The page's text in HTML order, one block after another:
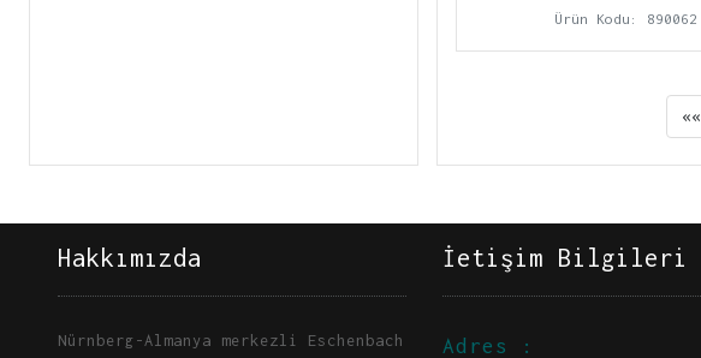
Ürün Kodu: 890062
««
Hakkımızda
Nürnberg-Almanya merkezli Eschenbach
İetişim Bilgileri
Adres :